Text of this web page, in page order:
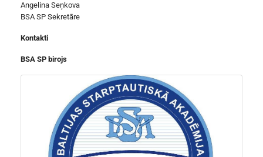
Angelina Seņkova
BSA SP Sekretāre
Kontakti
BSA SP birojs